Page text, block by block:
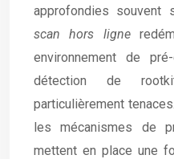
approfondies souvent
scan hors ligne
environnement de
détection de
particulièrement
les mécanismes de
mettent en place une